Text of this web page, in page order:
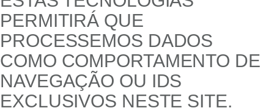
PERMITIRÁ QUE
PROCESSEMOS DADOS
COMO COMPORTAMENTO DE
NAVEGAÇÃO OU IDS
EXCLUSIVOS NESTE SITE.